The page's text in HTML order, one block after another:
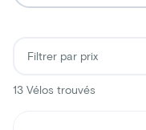
13 Vélos trouvés